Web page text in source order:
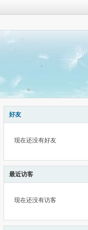
好友
现在还没有好友
最近访客
现在还没有访客